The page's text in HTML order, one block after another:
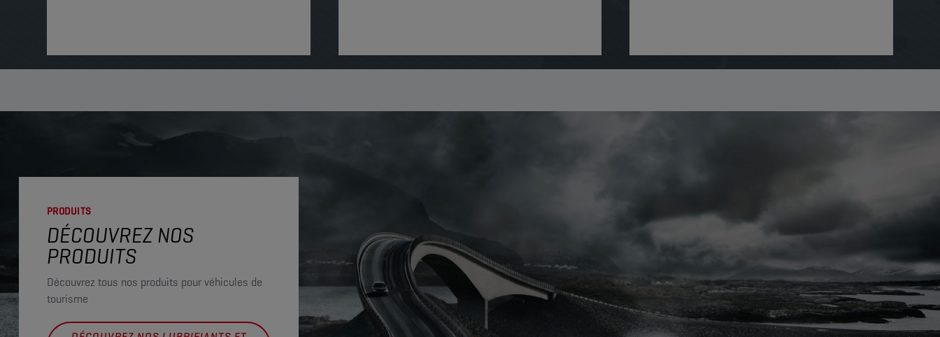
PRODUITS
DÉCOUVREZ NOS
PRODUITS
Découvrez tous nos produits pour véhicules de
tourisme